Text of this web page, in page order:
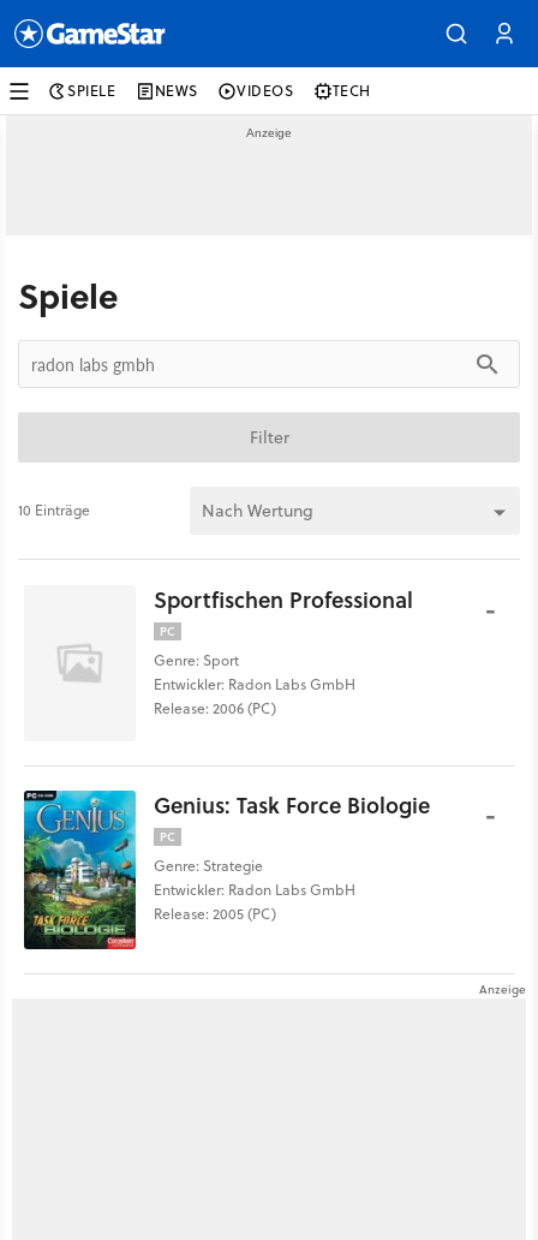
SPIELE NEWS VIDEOS TECH
Spiele
Filter
10 Einträge
Sportfischen Professional
PC
Genre: Sport
Entwickler: Radon Labs GmbH
Release: 2006 (PC)
-
Genius: Task Force Biologie
PC
Genre: Strategie
Entwickler: Radon Labs GmbH
Release: 2005 (PC)
-